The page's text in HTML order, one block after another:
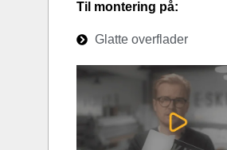
Til montering på:
Glatte overflader